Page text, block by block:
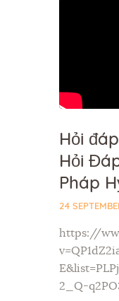
Hỏi
Hỏi
Pháp
24
https://
2_Q-